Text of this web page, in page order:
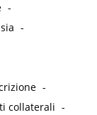
-
-
-
collaterali -